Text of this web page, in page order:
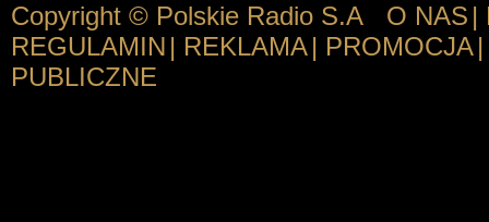
Copyright © Polskie Radio S.A O NAS |
REGULAMIN | REKLAMA | PROMOCJA |
PUBLICZNE